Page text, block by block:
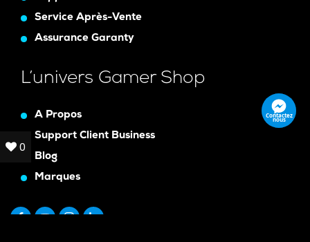
Service Après-Vente
Assurance Garanty
L’univers Gamer Shop
A Propos
Support Client Business
Blog
Marques
Contactez
nous
0
0